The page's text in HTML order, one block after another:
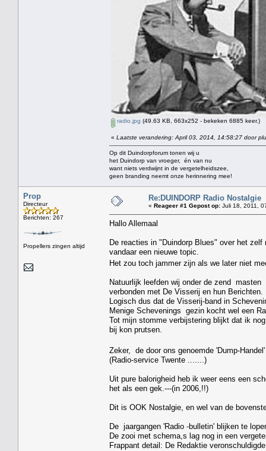
radio.jpg (49.63 KB, 663x252 - bekeken 6885 keer.)
« Laatste verandering: April 03, 2014, 14:58:27 door
Op dit Duindorpforum tonen wij u
het Duindorp van vroeger, én van nu
want niets verdwijnt in de vergetelheidszee,
geen branding neemt onze herinnering mee!
Prop
Directeur
Berichten: 267
Propellers zingen altijd
Re:DUINDORP Radio Nostalgie
« Reageer #1 Gepost op: Juli 18, 2011,
Hallo Allemaal
De reacties in "Duindorp Blues" over het
vandaar een nieuwe topic.
Het zou toch jammer zijn als we later niet
Natuurlijk leefden wij onder de zend masten
verbonden met De Visserij en hun Berichten.
Logisch dus dat de Visserij-band in
Menige Schevenings gezin kocht wel een
Tot mijn stomme verbijstering blijkt dat ik
bij kon prutsen.
Zeker, de door ons genoemde 'Dump-
(Radio-service Twente .......)
Uit pure balorigheid heb ik weer eens een
het als een gek.---(in 2006,!!)
Dit is OOK Nostalgie, en wel van de
De jaargangen 'Radio -bulletin' blijken te
De zooi met schema,s lag nog in een
Frappant detail: De Redaktie